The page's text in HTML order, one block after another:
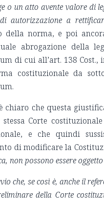
o un atto avente valore di
autorizzazione a
della norma, e poi
abrogazione della
di cui all’art. 138
costituzionale da
chiaro che questa
stessa Corte
e che quindi
di modificare la
non possono essere
che, se così è, anche il
della Corte